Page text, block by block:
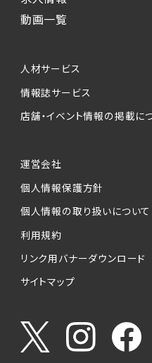
した際の内容確認、返
本サービスが収集する
ービスの実施にあたり
を入力いただかない場
個人情報の第三者
当社は、以下の提供先
します。
(1)お客様が求人応募
送信した事業主（広告
お客様が求職活動・
うやりとり・情報提供
ます）
動画一覧
人材サービス
情報誌サービス
店舗・イベント情報の掲載に
運営会社
個人情報保護方針
個人情報の取り扱いについて
利用規約
リンク用バナーダウンロード
サイトマップ